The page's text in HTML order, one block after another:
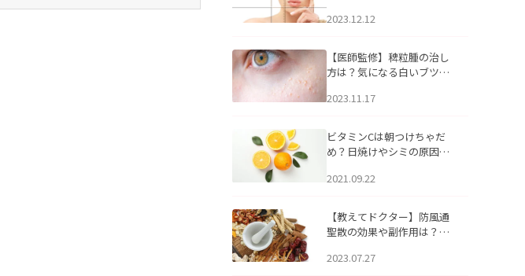
2023.12.12
【医師監修】稗粒腫の治し
方は？気になる白いブツブ
アについて
2023.11.17
ビタミンCは朝つけちゃだ
め？日焼けやシミの原因に
2021.09.22
【教えてドクター】防風通
聖散の効果や副作用は？長
2023.07.27